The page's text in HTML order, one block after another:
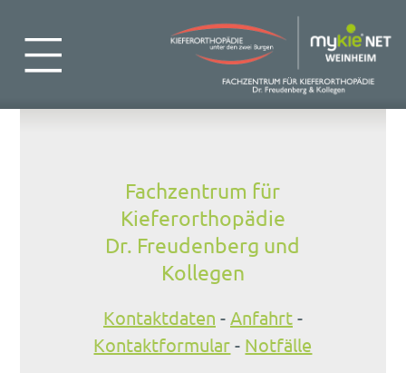
Fachzentrum für
Kieferorthopädie
Dr. Freudenberg und
Kollegen
Kontaktdaten - Anfahrt-
Kontaktformular - Notfälle